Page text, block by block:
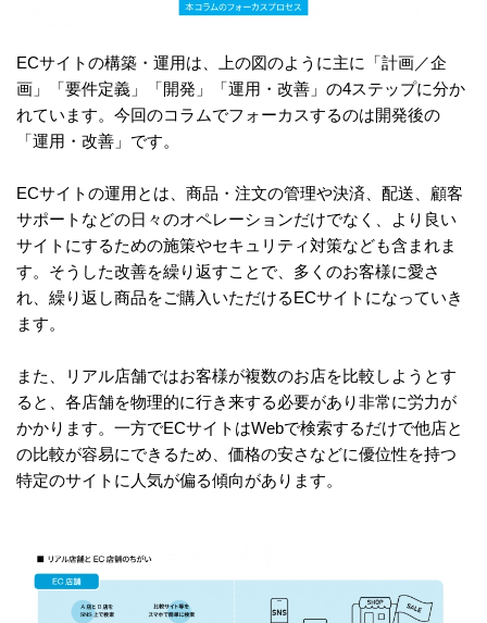
ECサイトの構築・運用は、上の図のように主に「計画／企
画」「要件定義」「開発」「運用・改善」の4ステップに分か
れています。今回のコラムでフォーカスするのは開発後の
「運用・改善」です。
ECサイトの運用とは、商品・注文の管理や決済、配送、顧客
サポートなどの日々のオペレーションだけでなく、より良い
サイトにするための施策やセキュリティ対策なども含まれま
す。そうした改善を繰り返すことで、多くのお客様に愛さ
れ、繰り返し商品をご購入いただけるECサイトになっていき
ます。
また、リアル店舗ではお客様が複数のお店を比較しようとす
ると、各店舗を物理的に行き来する必要があり非常に労力が
かかります。一方でECサイトはWebで検索するだけで他店と
の比較が容易にできるため、価格の安さなどに優位性を持つ
特定のサイトに人気が偏る傾向があります。